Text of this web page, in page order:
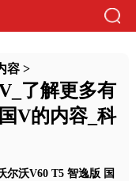
容>
了解更多有
V的内容_科
尔沃V60 T5 智逸版 国